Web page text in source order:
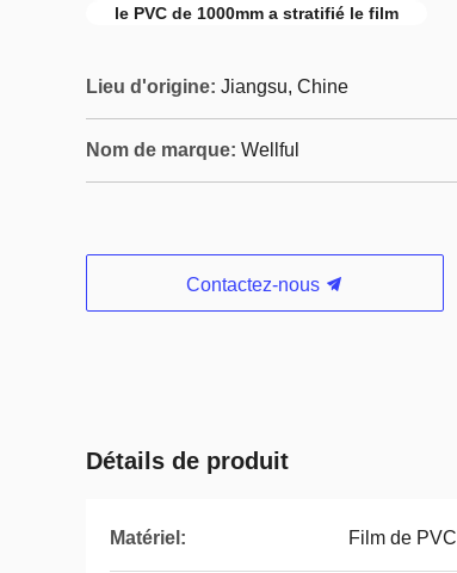
le PVC de 1000mm a stratifié le film
Lieu d'origine: Jiangsu, Chine
Nom de marque: Wellful
Contactez-nous
Détails de produit
Matériel: Film de PVC